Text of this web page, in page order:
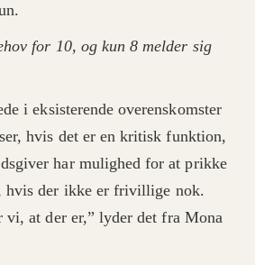
for 10, og kun 8 melder sig
i eksisterende overenskomster
hvis det er en kritisk funktion,
har mulighed for at prikke
hvis der ikke er frivillige nok.
at der er,” lyder det fra Mona